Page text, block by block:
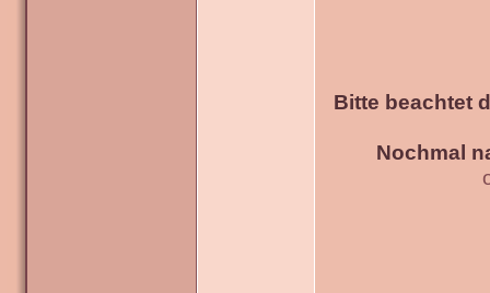
Bitte beachtet
Nochmal